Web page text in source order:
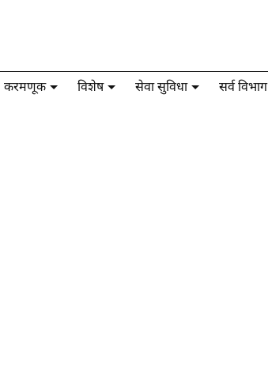
करमणूक विशेष सेवा सुविधा सर्व विभाग